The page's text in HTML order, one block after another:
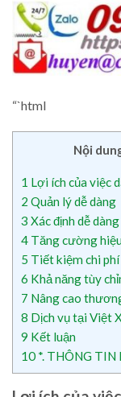
“`html
Nội
1 Lợi ích của việc
2 Quản lý dễ dàng
3 Xác định dễ dàng
4 Tăng cường
5 Tiết kiệm chi phí
6 Khả năng tùy
7 Nâng cao
8 Dịch vụ tại Việt
9 Kết luận
10 *. THÔNG TIN